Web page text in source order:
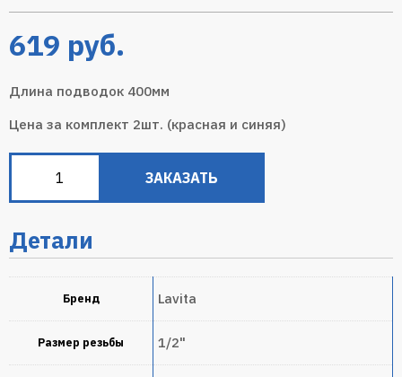
619 руб.
Длина подводок 400мм
Цена за комплект 2шт. (красная и синяя)
ЗАКАЗАТЬ
Детали
Бренд Lavita
Размер резьбы 1/2"